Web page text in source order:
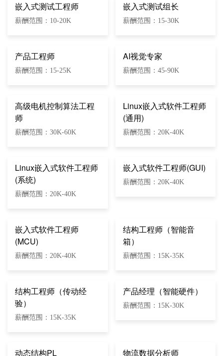
嵌入式测试工程师
薪酬范围：10-20K
嵌入式测试组长
薪酬范围：15-30K
产品工程师
薪酬范围：15-25K
AI视觉专家
薪酬范围：45-90K
高级电机控制算法工程
师
薪酬范围：30K-60K
Linux嵌入式软件工程师
(通用)
薪酬范围：20K-40K
Linux嵌入式软件工程师
(系统)
薪酬范围：20K-40K
嵌入式软件工程师(GUI)
薪酬范围：20K-40K
嵌入式软件工程师
(MCU)
薪酬范围：20K-40K
结构工程师（智能音
箱）
薪酬范围：15K-35K
结构工程师（传动经
验）
薪酬范围：15K-35K
产品经理（智能硬件）
薪酬范围：15K-30K
动态结构PL 物流数据分析师